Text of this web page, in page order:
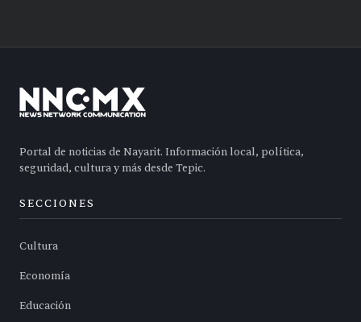
Portal de noticias de Nayarit. Información local, política,
seguridad, cultura y más desde Tepic.
SECCIONES
Cultura
Economía
Educación